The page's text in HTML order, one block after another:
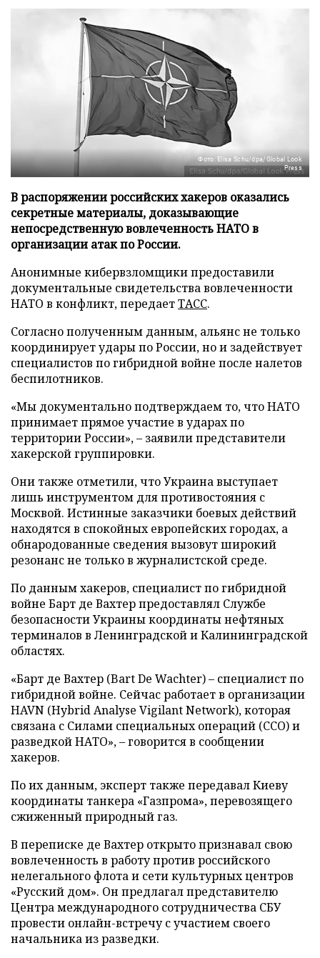
Фото: Elisa Schu/dpa/Global Look
Press
В распоряжении российских хакеров оказались
секретные материалы, доказывающие
непосредственную вовлеченность НАТО в
организации атак по России.
Анонимные кибервзломщики предоставили
документальные свидетельства вовлеченности
НАТО в конфликт, передаетТАСС.
Согласно полученным данным, альянс не только
координирует удары по России, но и задействует
специалистов по гибридной войне после налетов
беспилотников.
«Мы документально подтверждаем то, что НАТО
принимает прямое участие в ударах по
территории России», – заявили представители
хакерской группировки.
Они также отметили, что Украина выступает
лишь инструментом для противостояния с
Москвой. Истинные заказчики боевых действий
находятся в спокойных европейских городах, а
обнародованные сведения вызовут широкий
резонанс не только в журналистской среде.
По данным хакеров, специалист по гибридной
войне Барт де Вахтер предоставлял Службе
безопасности Украины координаты нефтяных
терминалов в Ленинградской и Калининградской
областях.
«Барт де Вахтер (Bart De Wachter) – специалист по
гибридной войне. Сейчас работает в организации
HAVN (Hybrid Analyse Vigilant Network), которая
связана с Силами специальных операций (ССО) и
разведкой НАТО», – говорится в сообщении
хакеров.
По их данным, эксперт также передавал Киеву
координаты танкера «Газпрома», перевозящего
сжиженный природный газ.
В переписке де Вахтер открыто признавал свою
вовлеченность в работу против российского
нелегального флота и сети культурных центров
«Русский дом». Он предлагал представителю
Центра международного сотрудничества СБУ
провести онлайн-встречу с участием своего
начальника из разведки.